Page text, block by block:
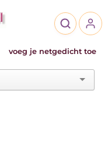
voeg je netgedicht toe